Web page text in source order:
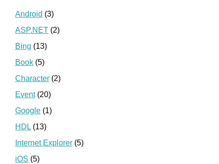
Android (3)
ASP.NET (2)
Bing (13)
Book (5)
Character (2)
Event(20)
Google (1)
HDL (13)
Internet Explorer (5)
iOS (5)